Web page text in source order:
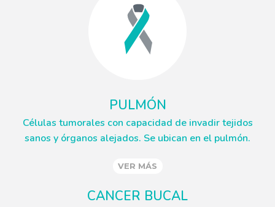
PULMÓN
Células tumorales con capacidad de invadir tejidos
sanos y órganos alejados. Se ubican en el pulmón.
VER MÁS
CANCER BUCAL